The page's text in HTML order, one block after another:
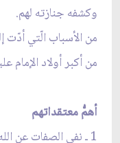
وكشفه جنازته لهم.
من الأسباب الّتي أدّت
من أكبر أولاد الإمام
أهمُّ معتقداتهم
1 ـ نفي الصفات عن الله عزَّ وجلَّ.